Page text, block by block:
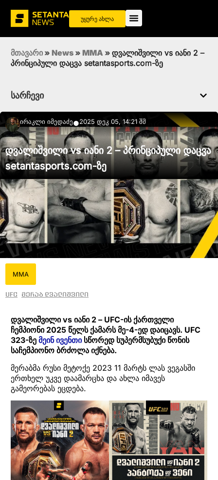
უყურე ახლა
მთავარი » News » MMA » დვალიშვილი vs იანი 2 –
პრინციპული დაცვა setantasports.com-ზე
სარჩევი
Ირაკლი Იმედაძე●2025 დეკ 05, 14:21 შშ
დვალიშვილი vs იანი 2 – პრინციპული დაცვა
setantasports.com-ზე
MMA
UFC მერაბ დვალიშვილი
დვალიშვილი vs იანი 2 – UFC-ის ქართველი
ჩემპიონი 2025 წელს ქამარს მე-4-ედ დაიცავს. UFC
323-ზე მეინ ივენთისწორედ სუპერმსუბუქი წონის
საჩემპიონო ბრძოლა იქნება.
მერაბმა რუსი მეტოქე 2023 11 მარტს ლას ვეგასში
ერთხელ უკვე დაამარცხა და ახლა იმავეს
გამეორებას ეცდება.